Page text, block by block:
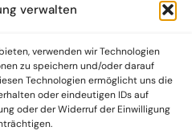
verwalten
verwenden wir Technologien
zu speichern und/oder darauf
Technologien ermöglicht uns die
oder eindeutigen IDs auf
oder der Widerruf der Einwilligung
Vinyl-Presswerk und
an sowohl hochgradig
Titeln und -Formaten auf
nach Zustand bewertete